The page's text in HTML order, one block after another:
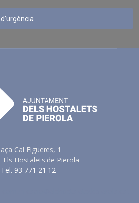
Cal Figueres, 1
Els Hostalets de Pierola
Tel. 93 771 21 12